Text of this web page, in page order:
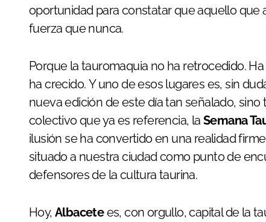
oportunidad para constatar que aquello
fuerza que nunca.
Porque la tauromaquia no ha retrocedido.
ha crecido. Y uno de esos lugares es, sin
nueva edición de este día tan señalado,
colectivo que ya es referencia, la Semana
ilusión se ha convertido en una realidad
situado a nuestra ciudad como punto de
defensores de la cultura taurina.
Hoy, Albacetees, con orgullo, capital de la